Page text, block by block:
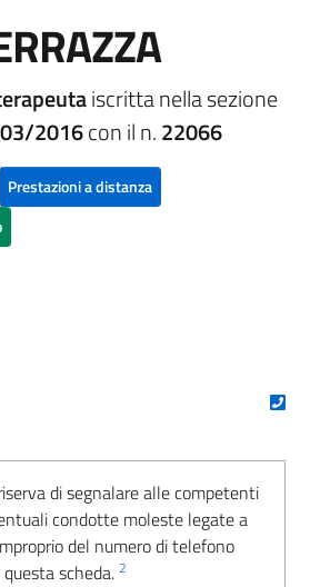
iscritta nella sezione
2016con il n.22066
Prestazioni a distanza
di segnalare alle competenti
condotte moleste legate a
del numero di telefono
scheda. 2